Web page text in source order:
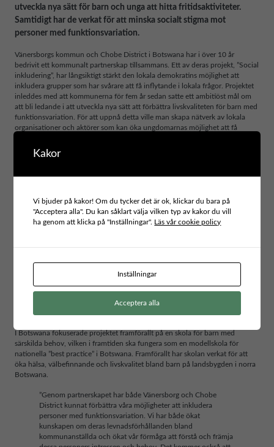
utveckla nya sätt för barn och unga att hitta fritidsaktiviteter.
Samtidigt har de verkat för att minska socialt stigma mot
personer med funktionsvariation.
Vänersborgs kommun och Chobe District i Botswana har i över 10 år
bedrivit ett kommunalt partnerskap tillsammans. Ett av deras projekt, ”Social
inkludering”, har långsiktigt stärkt den lokala demokratins möjlighet att
inkludera grupper som har svårare att få inflytande i lokala frågor. Projektet
inleddes med att kommunerna för fem år sedan satte ett ambitiöst mål om
att bli ledande i att utveckla nya sätt att förbättra livskvaliteten för barn med
funktionsvariation. För att uppnå detta ville man skapa nätverk av lokala
organisationer och aktörer som kan öka ungdomarnas möjlighet att få
Deras gemensamma projekt fokuserade på att främja möjligheterna till
individuella behov och att stärka deras möjligheter att påverka sin egen
vardag. Genom att engagera och mobilisera lokala organisationer
tillsammans med lärare och föräldrar arbetade kommunerna strategiskt med
Nytt pilotmaterial introducerades också inom utbildning och
I Botswana fokuserade projektet framförallt på en skola för barn med
särskilda behov, vilken i framtiden ska fungera som en modellskola för
nationella ”best practice” i Botswana. Framförallt har skolan verkat för att
öka hälsa, välbefinnande och livskvalitet bland barn på landsbygden i norra
Botswana.
”Genom partnerskapet har både Vänersborg och Chobe
District kunnat förbättra våra möjligheter att inkludera
personer med funktionsvariation. Vi har både ökat
kunskapen om deras levnadsförhållanden bland
kommunanställda och ökat vår förmåga att förstå och främja
Kakor
Vi bjuder på kakor! Om du tycker det är ok, klickar du bara på
"Acceptera alla". Du kan såklart välja vilken typ av kakor du vill
ha genom att klicka på "Inställningar".
Läs vår cookie policy
Inställningar
Acceptera alla